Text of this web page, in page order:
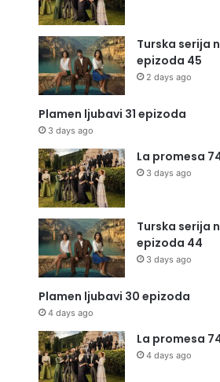
Turska serija
epizoda 45
2 days ago
Plamen ljubavi 31 epizoda
3 days ago
La promesa
3 days ago
Turska serija
epizoda 44
3 days ago
Plamen ljubavi 30 epizoda
4 days ago
La promesa
4 days ago